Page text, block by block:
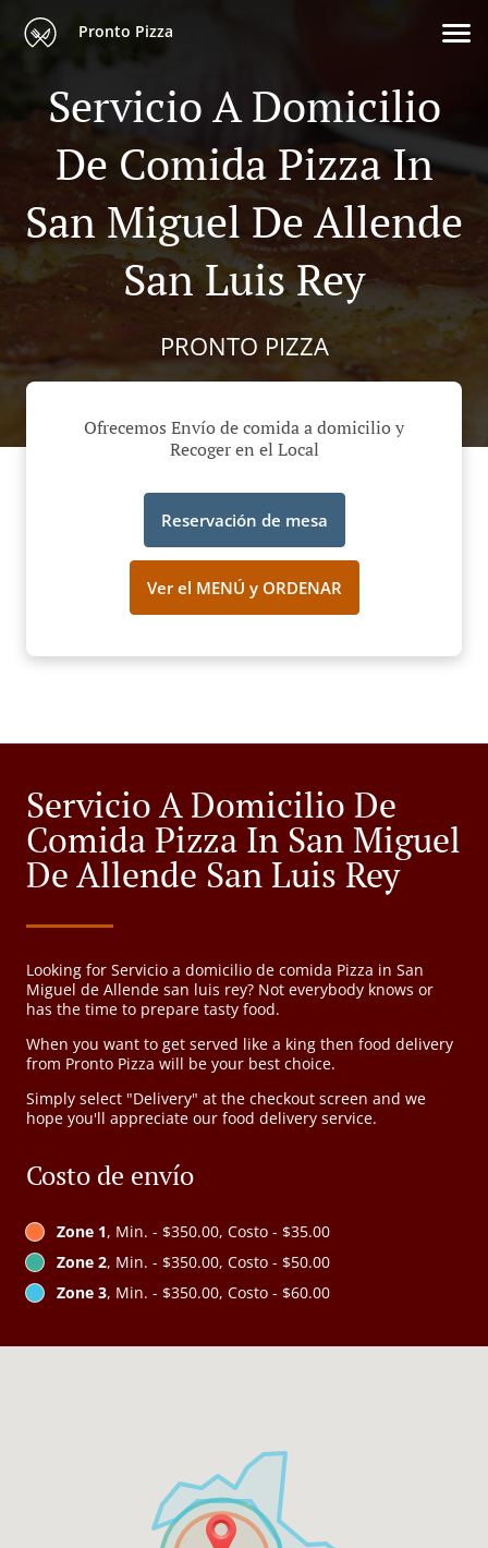
Pronto Pizza
Servicio A Domicilio
De Comida Pizza In
San Miguel De Allende
San Luis Rey
PRONTO PIZZA
Ofrecemos Envío de comida a domicilio y
Recoger en el Local
Reservación de mesa
Ver el MENÚ y ORDENAR
Servicio A Domicilio De
Comida Pizza In San Miguel
De Allende San Luis Rey
Looking for Servicio a domicilio de comida Pizza in San
Miguel de Allende san luis rey? Not everybody knows or
has the time to prepare tasty food.
When you want to get served like a king then food delivery
from Pronto Pizza will be your best choice.
Simply select "Delivery" at the checkout screen and we
hope you'll appreciate our food delivery service.
Costo de envío
Zone 1, Min. - $350.00, Costo - $35.00
Zone 2, Min. - $350.00, Costo - $50.00
Zone 3, Min. - $350.00, Costo - $60.00